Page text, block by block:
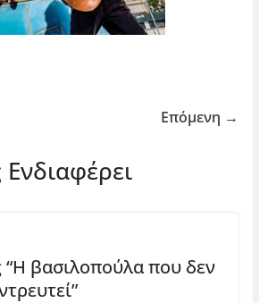
Επόμενη →
βασιλοπούλα που δεν